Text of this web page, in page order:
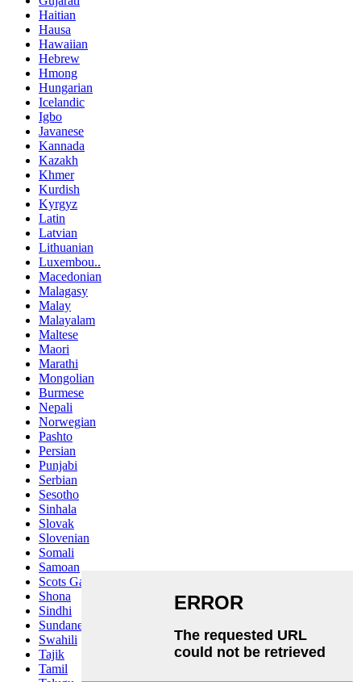
Haitian
Hausa
Hawaiian
Hebrew
Hmong
Hungarian
Icelandic
Igbo
Javanese
Kannada
Kazakh
Khmer
Kurdish
Kyrgyz
Latin
Latvian
Lithuanian
Luxembou..
Macedonian
Malagasy
Malay
Malayalam
Maltese
Maori
Marathi
Mongolian
Burmese
Nepali
Norwegian
Pashto
Persian
Punjabi
Serbian
Sesotho
Sinhala
Slovak
Slovenian
Somali
Samoan
Scots Gaelic
Shona
Sindhi
Sundanese
Swahili
Tajik
Tamil